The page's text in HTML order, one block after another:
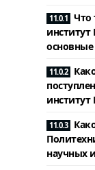
Что
институт
основные
институт
научных